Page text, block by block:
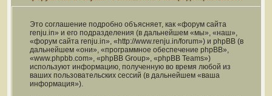
Это соглашение подробно объясняет, как «форум сайта
renju.in» и его подразделения (в дальнейшем «мы», «наш»,
«форум сайта renju.in», «http://www.renju.in/forum») и phpBB (в
дальнейшем «они», «программное обеспечение phpBB»,
«www.phpbb.com», «phpBB Group», «phpBB Teams»)
используют информацию, полученную во время любой из
ваших пользовательских сессий (в дальнейшем «ваша
информация»).